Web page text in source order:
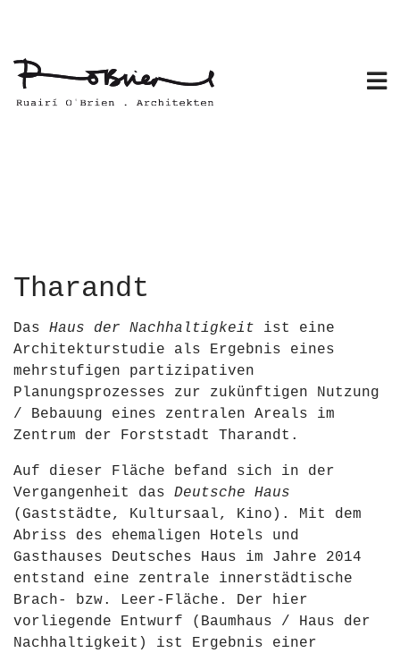
to
content
Tharandt
Das Haus der Nachhaltigkeit ist eine
Architekturstudie als Ergebnis eines
mehrstufigen partizipativen
Planungsprozesses zur zukünftigen Nutzung
/ Bebauung eines zentralen Areals im
Zentrum der Forststadt Tharandt.
Auf dieser Fläche befand sich in der
Vergangenheit das Deutsche Haus
(Gaststädte, Kultursaal, Kino). Mit dem
Abriss des ehemaligen Hotels und
Gasthauses Deutsches Haus im Jahre 2014
entstand eine zentrale innerstädtische
Brach- bzw. Leer-Fläche. Der hier
vorliegende Entwurf (Baumhaus / Haus der
Nachhaltigkeit) ist Ergebnis einer